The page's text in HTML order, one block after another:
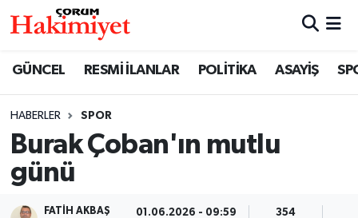
GÜNCEL RESMİ İLANLAR POLİTİKA ASAYİŞ
HABERLER SPOR
Burak Çoban'ın mutlu
günü
FATIH AKBAŞ 01.06.2026 - 09:59 354
SAĞLIK
ASAYİŞ
Nöbetçi Eczaneler
Çorum Namaz Vakitleri
Trafik Durumu